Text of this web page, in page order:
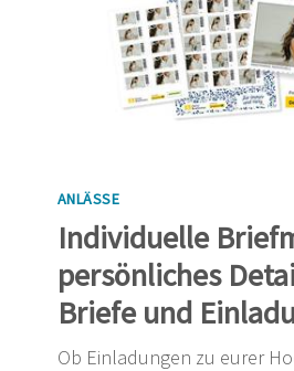
ANLÄSSE
Individuelle
persönliches
Briefe und
Ob Einladungen zu eurer